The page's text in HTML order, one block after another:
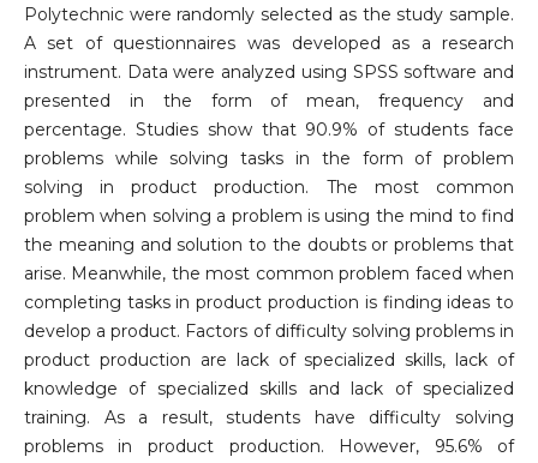
Polytechnic were randomly selected as the study sample.
A set of questionnaires was developed as a research
instrument. Data were analyzed using SPSS software and
presented in the form of mean, frequency and
percentage. Studies show that 90.9% of students face
problems while solving tasks in the form of problem
solving in product production. The most common
problem when solving a problem is using the mind to find
the meaning and solution to the doubts or problems that
arise. Meanwhile, the most common problem faced when
completing tasks in product production is finding ideas to
develop a product. Factors of difficulty solving problems in
product production are lack of specialized skills, lack of
knowledge of specialized skills and lack of specialized
training. As a result, students have difficulty solving
problems in product production. However, 95.6% of